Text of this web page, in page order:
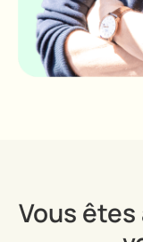
Vous êtes